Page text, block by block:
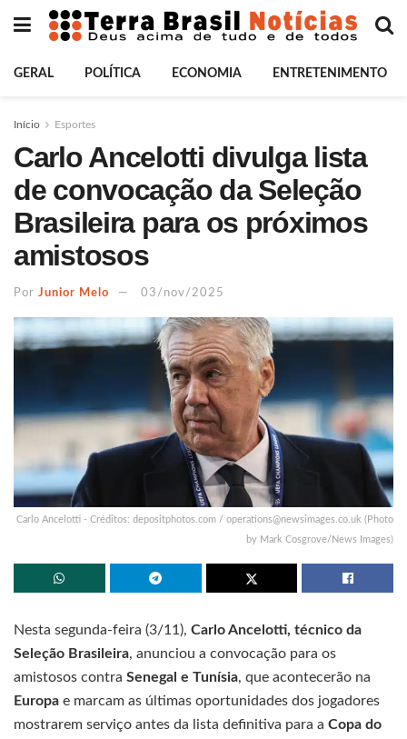
GERAL POLÍTICA ECONOMIA ENTRETENIMENTO
Início Esportes
Carlo Ancelotti divulga lista
de convocação da Seleção
Brasileira para os próximos
amistosos
Por Junior Melo 03/nov/2025
Carlo Ancelotti - Créditos: depositphotos.com / operations@newsimages.co.uk (Photo
by Mark Cosgrove/News Images)
Nesta segunda-feira (3/11), Carlo Ancelotti, técnico da
Seleção Brasileira, anunciou a convocação para os
amistosos contra Senegal e Tunísia, que acontecerão na
Europa e marcam as últimas oportunidades dos jogadores
mostrarem serviço antes da lista definitiva para a Copa do